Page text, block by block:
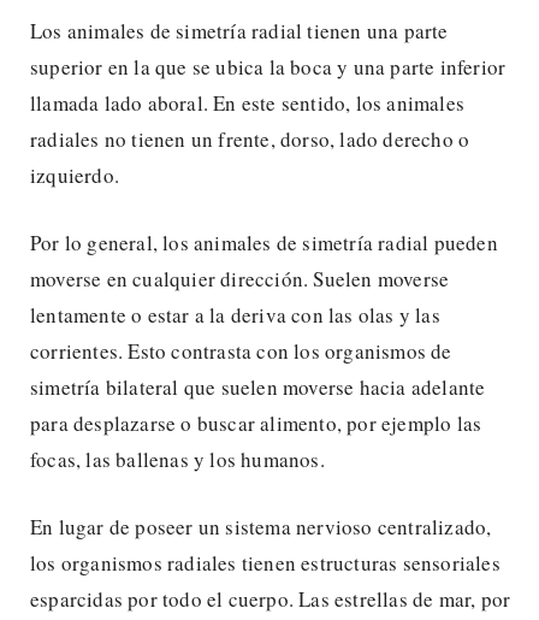
Los animales de simetría radial tienen una parte
superior en la que se ubica la boca y una parte inferior
llamada lado aboral. En este sentido, los animales
radiales no tienen un frente, dorso, lado derecho o
izquierdo.
Por lo general, los animales de simetría radial pueden
moverse en cualquier dirección. Suelen moverse
lentamente o estar a la deriva con las olas y las
corrientes. Esto contrasta con los organismos de
simetría bilateral que suelen moverse hacia adelante
para desplazarse o buscar alimento, por ejemplo las
focas, las ballenas y los humanos.
En lugar de poseer un sistema nervioso centralizado,
los organismos radiales tienen estructuras sensoriales
esparcidas por todo el cuerpo. Las estrellas de mar, por